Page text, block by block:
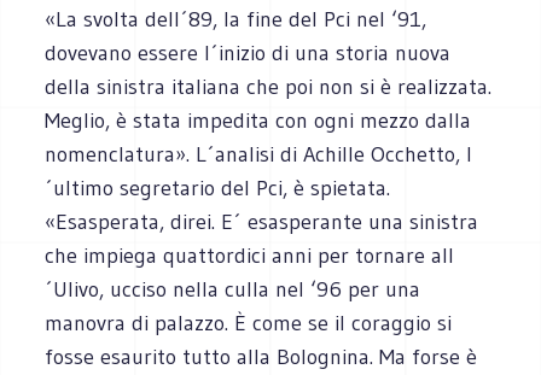
«La svolta dell´89, la fine del Pci nel ‘91,
dovevano essere l´inizio di una storia nuova
della sinistra italiana che poi non si è realizzata.
Meglio, è stata impedita con ogni mezzo dalla
nomenclatura». L´analisi di Achille Occhetto, l
´ultimo segretario del Pci, è spietata.
«Esasperata, direi. E´ esasperante una sinistra
che impiega quattordici anni per tornare all
´Ulivo, ucciso nella culla nel ‘96 per una
manovra di palazzo. È come se il coraggio si
fosse esaurito tutto alla Bolognina. Ma forse è